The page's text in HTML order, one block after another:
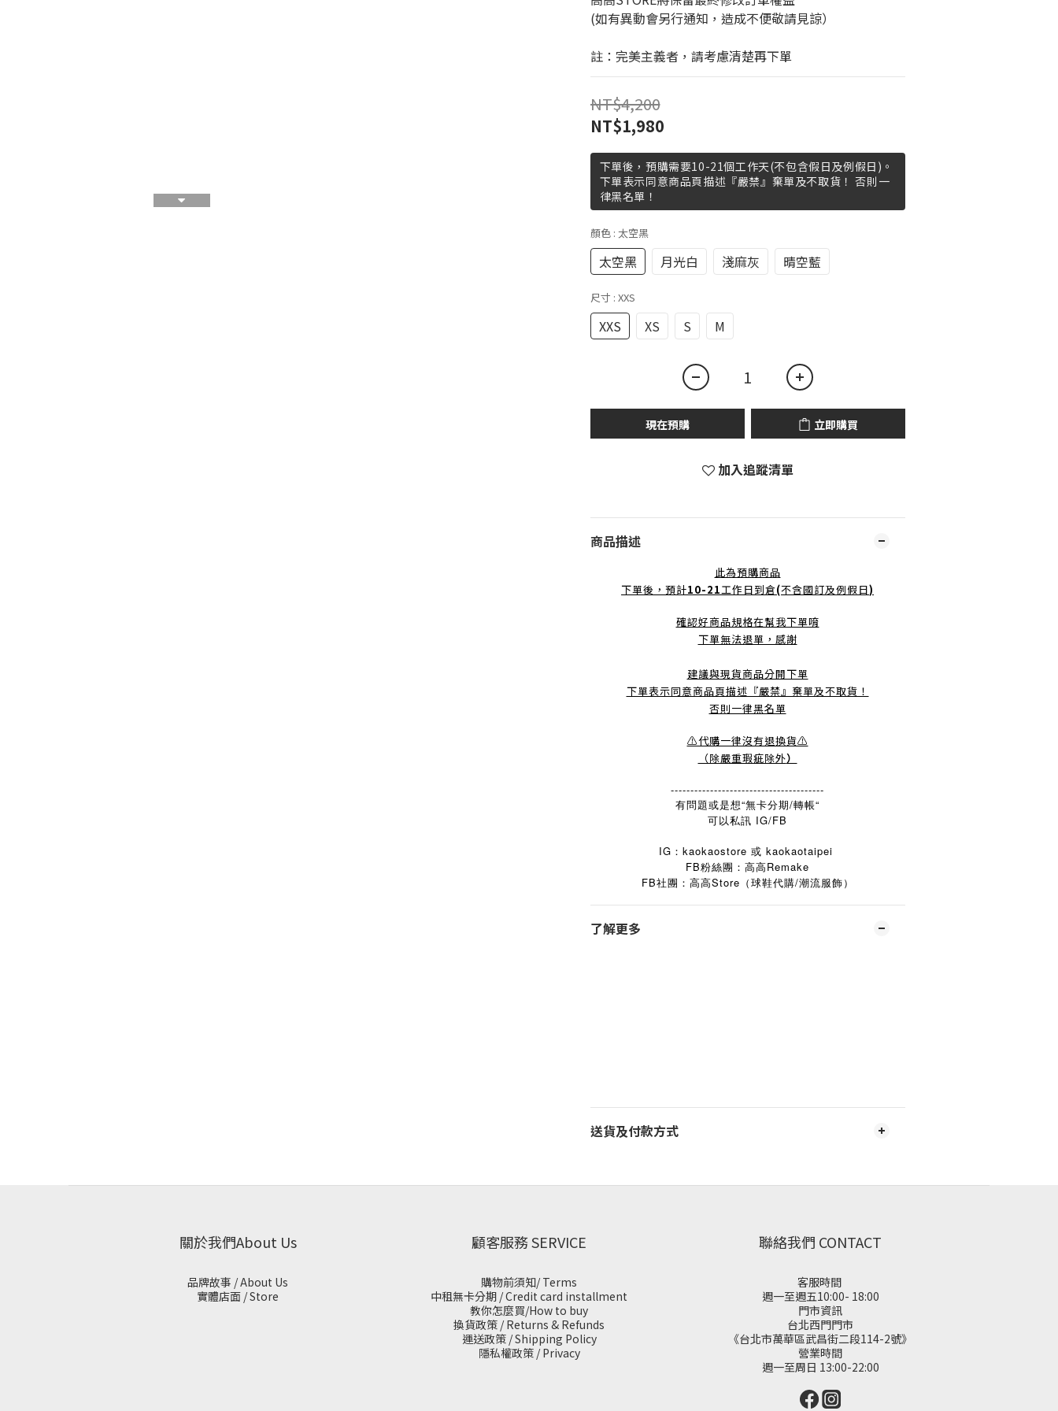
(如有異動會另行通知，造成不便敬請見諒）
註：完美主義者，請考慮清楚再下單
NT$4,200
NT$1,980
下單後，預購需要10-21個工作天(不包含假日及例假日)。
下單表示同意商品頁描述『嚴禁』棄單及不取貨！ 否則一
律黑名單！
顏色 : 太空黑
太空黑 月光白 淺麻灰 晴空藍
尺寸 : XXS
XXS XS S M
現在預購 立即購買
加入追蹤清單
商品描述
此為預購商品
下單後，預計10-21工作日到倉(不含國訂及例假日)
確認好商品規格在幫我下單唷
下單無法退單，感謝
建議與現貨商品分開下單
下單表示同意商品頁描述『嚴禁』棄單及不取貨！
否則一律黑名單
⚠️代購一律沒有退換貨⚠️
（除嚴重瑕疵除外）
---------------------------------------
有問題或是想“無卡分期/轉帳“
可以私訊 IG/FB
IG：kaokaostore 或 kaokaotaipei
FB粉絲團：高高Remake
FB社團：高高Store （球鞋代購/潮流服飾）
了解更多
送貨及付款方式
關於我們About Us
品牌故事 / About Us
實體店面 / Store
顧客服務 SERVICE
購物前須知/ Terms
中租無卡分期 / Credit card installment
教你怎麼買/How to buy
換貨政策 / Returns & Refunds
運送政策 / Shipping Policy
隱私權政策 / Privacy
聯絡我們 CONTACT
客服時間
週一至週五10:00- 18:00
門市資訊
台北西門門市
《台北市萬華區武昌街二段114-2號》
營業時間
週一至周日 13:00-22:00